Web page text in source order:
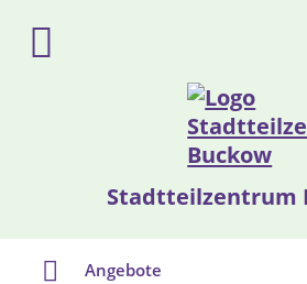
Stadtteilzentrum
Angebote